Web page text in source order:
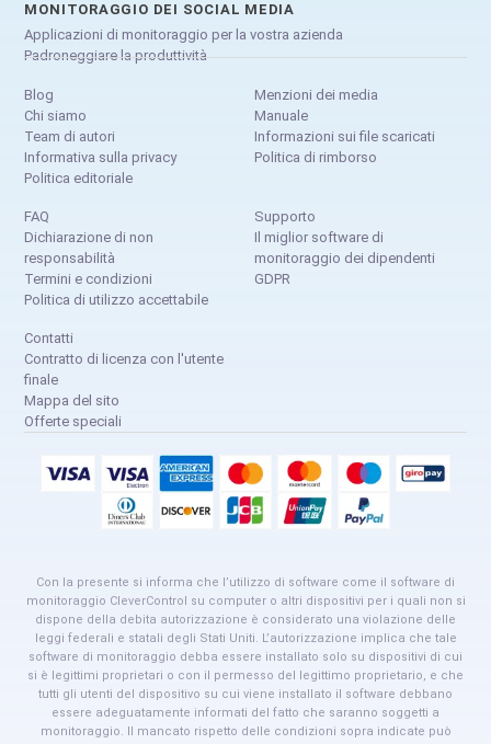
MONITORAGGIO DEI SOCIAL MEDIA
Applicazioni di monitoraggio per la vostra azienda
Padroneggiare la produttività
Blog
Chi siamo
Team di autori
Informativa sulla privacy
Politica editoriale
Menzioni dei media
Manuale
Informazioni sui file scaricati
Politica di rimborso
FAQ
Dichiarazione di non
responsabilità
Termini e condizioni
Politica di utilizzo accettabile
Supporto
Il miglior software di
monitoraggio dei dipendenti
GDPR
Contatti
Contratto di licenza con l'utente
finale
Mappa del sito
Offerte speciali
Con la presente si informa che l’utilizzo di software come il software di
monitoraggio CleverControl su computer o altri dispositivi per i quali non si
dispone della debita autorizzazione è considerato una violazione delle
leggi federali e statali degli Stati Uniti. L’autorizzazione implica che tale
software di monitoraggio debba essere installato solo su dispositivi di cui
si è legittimi proprietari o con il permesso del legittimo proprietario, e che
tutti gli utenti del dispositivo su cui viene installato il software debbano
essere adeguatamente informati del fatto che saranno soggetti a
monitoraggio. Il mancato rispetto delle condizioni sopra indicate può